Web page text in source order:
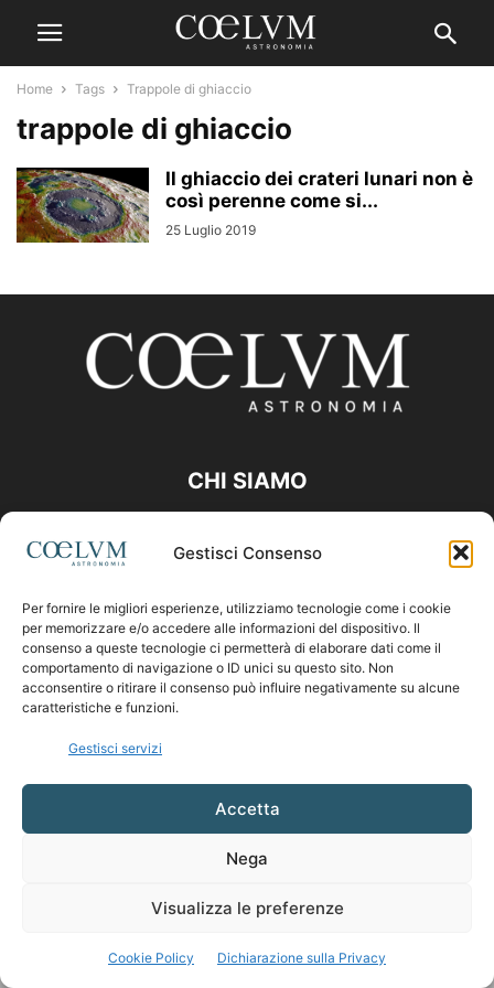
Gestisci Consenso
Per fornire le migliori esperienze, utilizziamo tecnologie come i cookie
per memorizzare e/o accedere alle informazioni del dispositivo. Il
consenso a queste tecnologie ci permetterà di elaborare dati come il
comportamento di navigazione o ID unici su questo sito. Non
acconsentire o ritirare il consenso può influire negativamente su alcune
caratteristiche e funzioni.
Gestisci servizi
Accetta
Nega
Visualizza le preferenze
Cookie Policy Dichiarazione sulla Privacy
Home Tags Trappole di ghiaccio
trappole di ghiaccio
Il ghiaccio dei crateri lunari non è
così perenne come si...
25 Luglio 2019
CHI SIAMO
Contattaci:coelumastro@coelum.com
SEGUICI